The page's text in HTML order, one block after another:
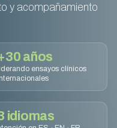
y acompañamiento
años
liderando ensayos clínicos
idiomas